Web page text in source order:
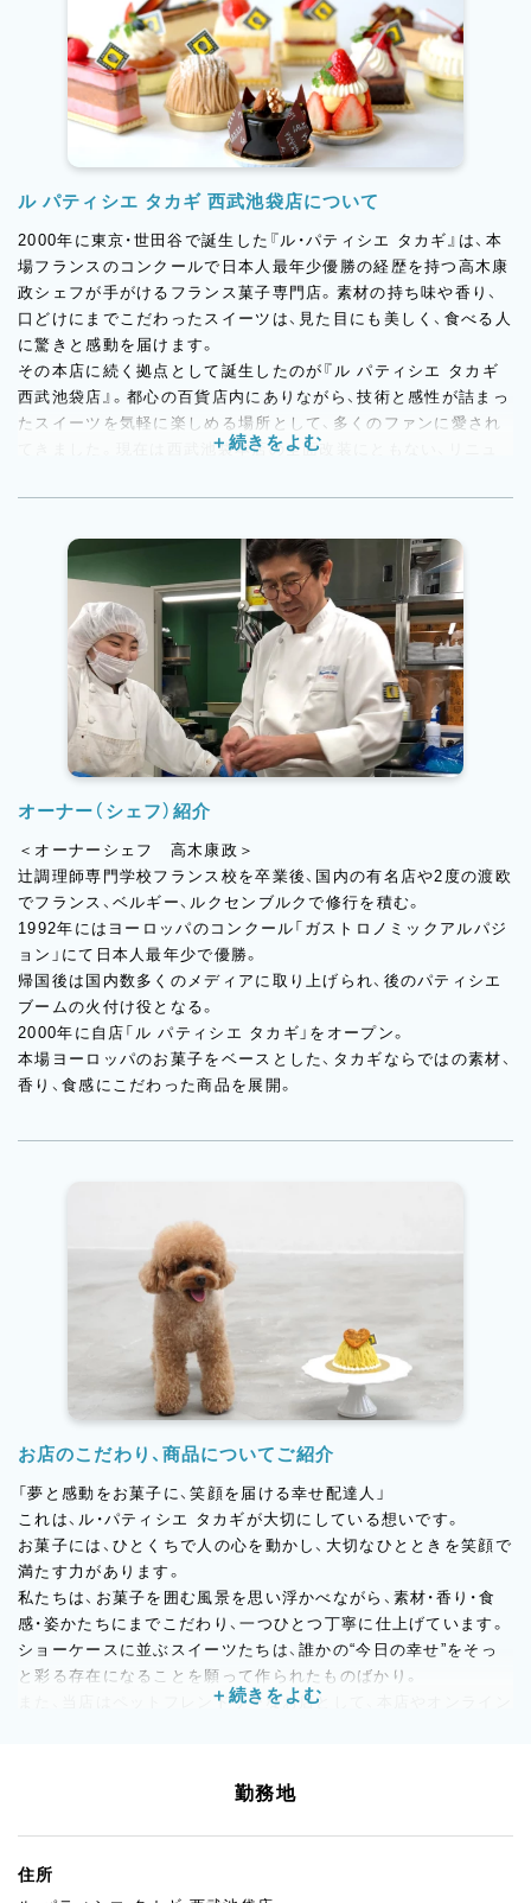
ル パティシエ タカギ 西武池袋店について
2000年に東京・世田谷で誕生した『ル・パティシエ タカギ』は、本
場フランスのコンクールで日本人最年少優勝の経歴を持つ高木康
政シェフが手がけるフランス菓子専門店。素材の持ち味や香り、
口どけにまでこだわったスイーツは、見た目にも美しく、食べる人
に驚きと感動を届けます。
その本店に続く拠点として誕生したのが『ル パティシエ タカギ
西武池袋店』。都心の百貨店内にありながら、技術と感性が詰まっ
たスイーツを気軽に楽しめる場所として、多くのファンに愛され
てきました。現在は西武池袋本店の全面改装にともない、リニュ
2025年夏を予定しています。
にも喜ばれる繊細で上質なスイーツの数々。再オープン後は、さ
らに洗練された商品と空間で、お客様の“特別なひととき”を演出
していきます。
オーナー（シェフ）紹介
＜オーナーシェフ 高木康政＞
辻調理師専門学校フランス校を卒業後、国内の有名店や2度の渡欧
でフランス、ベルギー、ルクセンブルクで修行を積む。
1992年にはヨーロッパのコンクール「ガストロノミックアルパジ
ョン」にて日本人最年少で優勝。
帰国後は国内数多くのメディアに取り上げられ、後のパティシエ
ブームの火付け役となる。
2000年に自店「ル パティシエ タカギ」をオープン。
本場ヨーロッパのお菓子をベースとした、タカギならではの素材、
香り、食感にこだわった商品を展開。
お店のこだわり、商品についてご紹介
「夢と感動をお菓子に、笑顔を届ける幸せ配達人」
これは、ル・パティシエ タカギが大切にしている想いです。
お菓子には、ひとくちで人の心を動かし、大切なひとときを笑顔で
満たす力があります。
私たちは、お菓子を囲む風景を思い浮かべながら、素材・香り・食
感・姿かたちにまでこだわり、一つひとつ丁寧に仕上げています。
ショーケースに並ぶスイーツたちは、誰かの“今日の幸せ”をそっ
と彩る存在になることを願って作られたものばかり。
また、当店はペットフレンドリーなお店として、本店やオンライン
れるお店でありたいと考えています。
勤務地
住所